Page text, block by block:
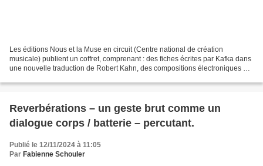
Les éditions Nous et la Muse en circuit (Centre national de création
musicale) publient un coffret, comprenant : des fiches écrites par Kafka dans
une nouvelle traduction de Robert Kahn, des compositions électroniques de
Reverbérations – un geste brut comme un
dialogue corps / batterie – percutant.
Publié le 12/11/2024 à 11:05
Par Fabienne Schouler